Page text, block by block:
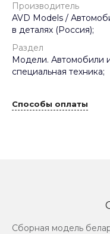
Производитель
AVD Models /
в деталях (Россия);
Раздел
Модели. Автомобили
специальная техника;
Способы оплаты
Сборная модель